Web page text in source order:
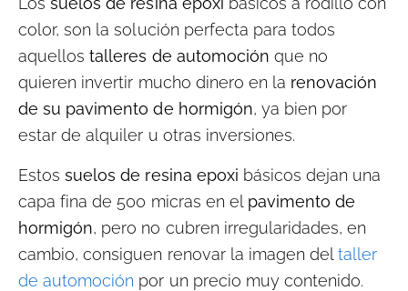
color, son la solución perfecta para todos
aquellostalleres de automoción que no
quieren invertir mucho dinero en la renovación
de su pavimento de hormigón, ya bien por
estar de alquiler u otras inversiones.
Estossuelos de resina epoxi básicos dejan una
capa fina de 500 micras en el pavimento de
hormigón, pero no cubren irregularidades, en
cambio, consiguen renovar la imagen deltaller
de automoción por un precio muy contenido.